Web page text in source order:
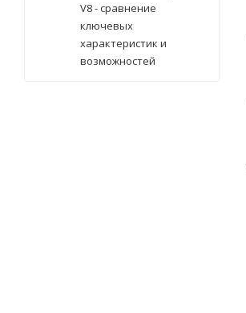
V8 - сравнение
ключевых
характеристик и
возможностей